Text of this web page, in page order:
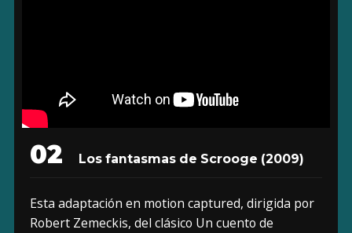
02 Los fantasmas de Scrooge (2009)
Esta adaptación en motion captured, dirigida por
Robert Zemeckis, del clásico Un cuento de